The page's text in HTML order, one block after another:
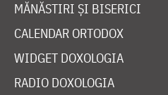
MĂNĂSTIRI ȘI BISERICI
CALENDAR ORTODOX
WIDGET DOXOLOGIA
RADIO DOXOLOGIA